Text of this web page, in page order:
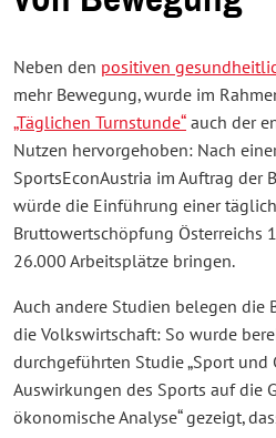
Neben den positiven
mehr Bewegung, wurde im
„Täglichen Turnstunde“ auch der
Nutzen hervorgehoben: Nach
SportsEconAustria im Auftrag der
würde die Einführung einer
Bruttowertschöpfung Österreichs
26.000 Arbeitsplätze bringen.
Auch andere Studien belegen die
die Volkswirtschaft: So wurde
durchgeführten Studie „Sport und
Auswirkungen des Sports auf die
ökonomische Analyse“ gezeigt,